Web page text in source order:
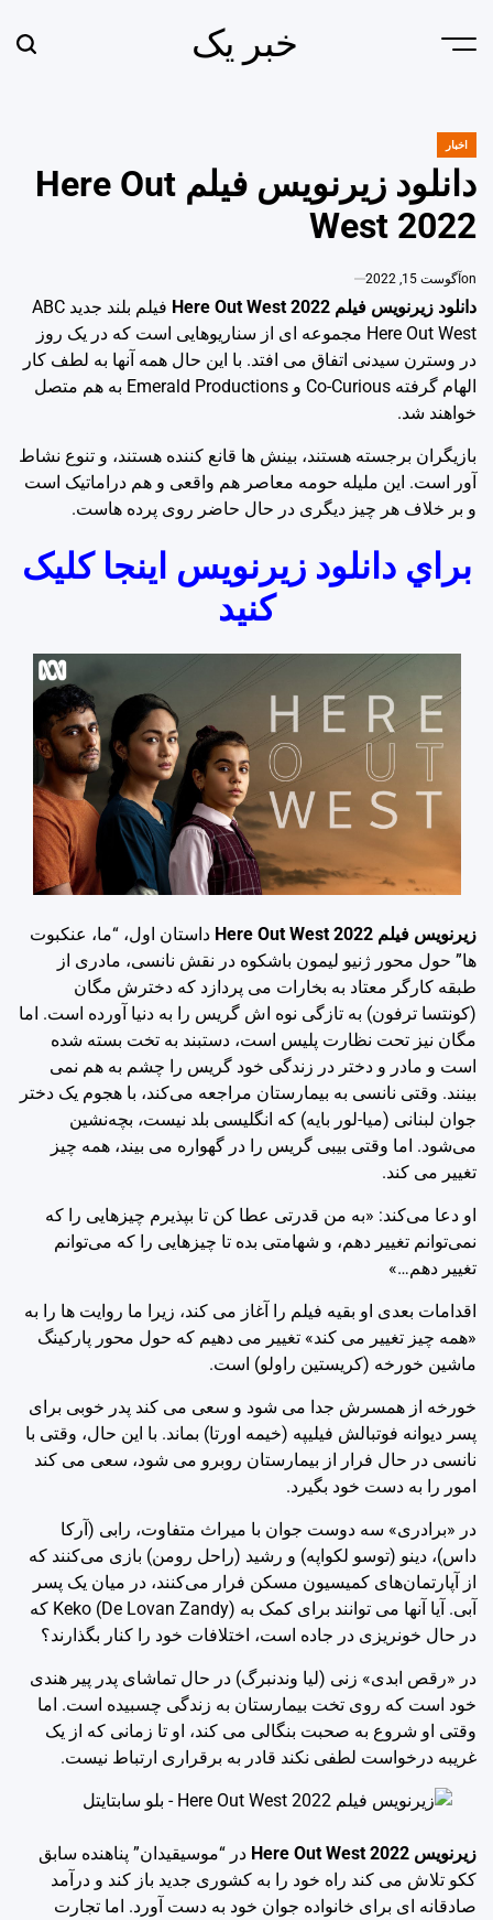
Menu خبر یک
POSTED
اخبار
دانلود زیرنویس فیلم Here Out
West 2022
on آگوست 15, 2022
دانلود زیرنویس فیلم Here Out West 2022
فیلم بلند جدید ABC
Here Out West مجموعه ای از سناریوهایی است که در یک روز
در وسترن سیدنی اتفاق می افتد. با این حال همه آنها به لطف کار
الهام گرفته Co-Curious و Emerald Productions به هم متصل
خواهند شد.
بازیگران برجسته هستند، بینش ها قانع کننده هستند، و تنوع نشاط
آور است. این ملیله حومه معاصر هم واقعی و هم دراماتیک است
و بر خلاف هر چیز دیگری در حال حاضر روی پرده هاست.
براي دانلود زيرنويس اينجا کليک
کنيد
زیرنویس فیلم Here Out West 2022
داستان اول، “ما، عنکبوت
ها” حول محور ژنیو لیمون باشکوه در نقش نانسی، مادری از
طبقه کارگر معتاد به بخارات می پردازد که دخترش مگان
(کونتسا ترفون) به تازگی نوه اش گریس را به دنیا آورده است. اما
مگان نیز تحت نظارت پلیس است، دستبند به تخت بسته شده
است و مادر و دختر در زندگی خود گریس را چشم به هم نمی
بینند. وقتی نانسی به بیمارستان مراجعه می‌کند، با هجوم یک دختر
جوان لبنانی (میا-لور بایه) که انگلیسی بلد نیست، بچه‌نشین
می‌شود. اما وقتی بیبی گریس را در گهواره می بیند، همه چیز
تغییر می کند.
او دعا می‌کند: «به من قدرتی عطا کن تا بپذیرم چیزهایی را که
نمی‌توانم تغییر دهم، و شهامتی بده تا چیزهایی را که می‌توانم
تغییر دهم…»
اقدامات بعدی او بقیه فیلم را آغاز می کند، زیرا ما روایت ها را به
«همه چیز تغییر می کند» تغییر می دهیم که حول محور پارکینگ
ماشین خورخه (کریستین راولو) است.
خورخه از همسرش جدا می شود و سعی می کند پدر خوبی برای
پسر دیوانه فوتبالش فیلیپه (خیمه اورتا) بماند. با این حال، وقتی با
نانسی در حال فرار از بیمارستان روبرو می شود، سعی می کند
امور را به دست خود بگیرد.
در «برادری» سه دوست جوان با میراث متفاوت، رابی (آرکا
داس)، دینو (توسو لکواپه) و رشید (راحل رومن) بازی می‌کنند که
از آپارتمان‌های کمیسیون مسکن فرار می‌کنند، در میان یک پسر
آبی. آیا آنها می توانند برای کمک به Keko (De Lovan Zandy) که
در حال خونریزی در جاده است، اختلافات خود را کنار بگذارند؟
در «رقص ابدی» زنی (لیا وندنبرگ) در حال تماشای پدر پیر هندی
خود است که روی تخت بیمارستان به زندگی چسبیده است. اما
وقتی او شروع به صحبت بنگالی می کند، او تا زمانی که از یک
غریبه درخواست لطفی نکند قادر به برقراری ارتباط نیست.
زیرنویس Here Out West 2022
در “موسیقیدان” پناهنده سابق
ککو تلاش می کند راه خود را به کشوری جدید باز کند و درآمد
صادقانه ای برای خانواده جوان خود به دست آورد. اما تجارت